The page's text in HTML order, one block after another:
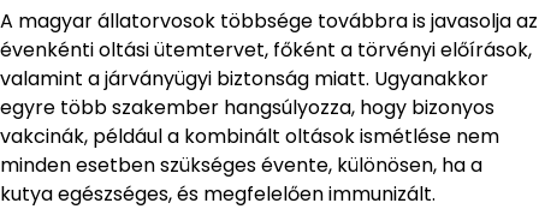
A magyar állatorvosok többsége továbbra is javasolja az
évenkénti oltási ütemtervet, főként a törvényi előírások,
valamint a járványügyi biztonság miatt. Ugyanakkor
egyre több szakember hangsúlyozza, hogy bizonyos
vakcinák, például a kombinált oltások ismétlése nem
minden esetben szükséges évente, különösen, ha a
kutya egészséges, és megfelelően immunizált.